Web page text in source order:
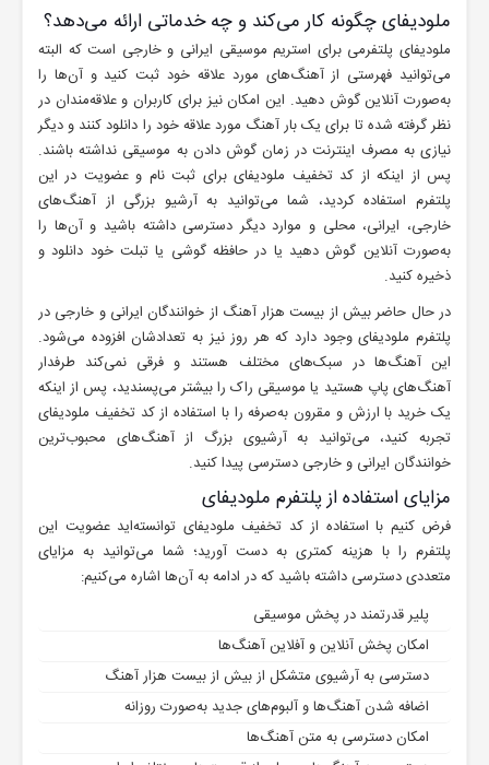
ملودیفای چگونه کار می‌کند و چه خدماتی ارائه می‌دهد؟
ملودیفای پلتفرمی برای استریم موسیقی ایرانی و خارجی است که البته
می‌توانید فهرستی از آهنگ‌های مورد علاقه خود ثبت کنید و آن‌ها را
به‌صورت آنلاین گوش دهید. این امکان نیز برای کاربران و علاقه‌مندان در
نظر گرفته شده تا برای یک بار آهنگ مورد علاقه خود را دانلود کنند و دیگر
نیازی به مصرف اینترنت در زمان گوش دادن به موسیقی نداشته باشند.
پس از اینکه از کد تخفیف ملودیفای برای ثبت نام و عضویت در این
پلتفرم استفاده کردید، شما می‌توانید به آرشیو بزرگی از آهنگ‌های
خارجی، ایرانی، محلی و موارد دیگر دسترسی داشته باشید و آن‌ها را
به‌صورت آنلاین گوش دهید یا در حافظه گوشی یا تبلت خود دانلود و
ذخیره کنید.
در حال حاضر بیش از بیست هزار آهنگ از خوانندگان ایرانی و خارجی در
پلتفرم ملودیفای وجود دارد که هر روز نیز به تعدادشان افزوده می‌شود.
این آهنگ‌ها در سبک‌های مختلف هستند و فرقی نمی‌کند طرفدار
آهنگ‌های پاپ هستید یا موسیقی راک را بیشتر می‌پسندید، پس از اینکه
یک خرید با ارزش و مقرون به‌صرفه را با استفاده از کد تخفیف ملودیفای
تجربه کنید، می‌توانید به آرشیوی بزرگ از آهنگ‌های محبوب‌ترین
خوانندگان ایرانی و خارجی دسترسی پیدا کنید.
مزایای استفاده از پلتفرم ملودیفای
فرض کنیم با استفاده از کد تخفیف ملودیفای توانسته‌اید عضویت این
پلتفرم را با هزینه کمتری به دست آورید؛ شما می‌توانید به مزایای
متعددی دسترسی داشته باشید که در ادامه به آن‌ها اشاره می‌کنیم:
پلیر قدرتمند در پخش موسیقی
امکان پخش آنلاین و آفلاین آهنگ‌ها
دسترسی به آرشیوی متشکل از بیش از بیست هزار آهنگ
اضافه شدن آهنگ‌ها و آلبوم‌های جدید به‌صورت روزانه
امکان دسترسی به متن آهنگ‌ها